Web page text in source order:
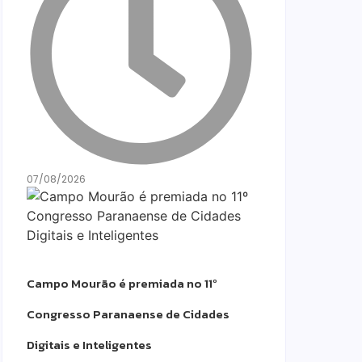
07/08/2026
Campo Mourão é premiada no 11º
Congresso Paranaense de Cidades
Digitais e Inteligentes